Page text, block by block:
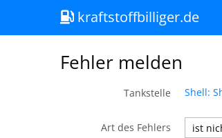
kraftstoffbilliger.de
Fehler melden
Tankstelle Shell:
Art des Fehlers